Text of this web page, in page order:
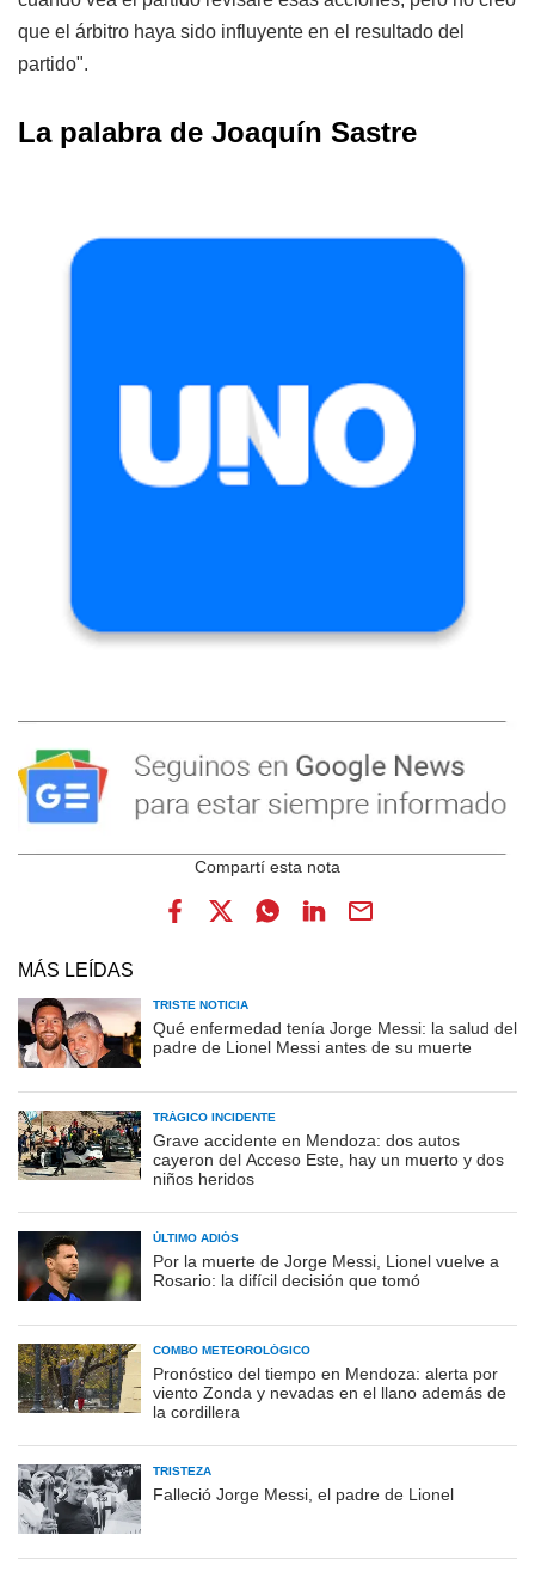
que el árbitro haya sido influyente en el resultado del
partido".
La palabra de Joaquín Sastre
MÁS LEÍDAS
TRISTE NOTICIA
Qué enfermedad tenía Jorge Messi: la salud del
padre de Lionel Messi antes de su muerte
TRÁGICO INCIDENTE
Grave accidente en Mendoza: dos autos
cayeron del Acceso Este, hay un muerto y dos
niños heridos
ÚLTIMO ADIÓS
Por la muerte de Jorge Messi, Lionel vuelve a
Rosario: la difícil decisión que tomó
COMBO METEOROLÓGICO
Pronóstico del tiempo en Mendoza: alerta por
viento Zonda y nevadas en el llano además de
la cordillera
TRISTEZA
Falleció Jorge Messi, el padre de Lionel